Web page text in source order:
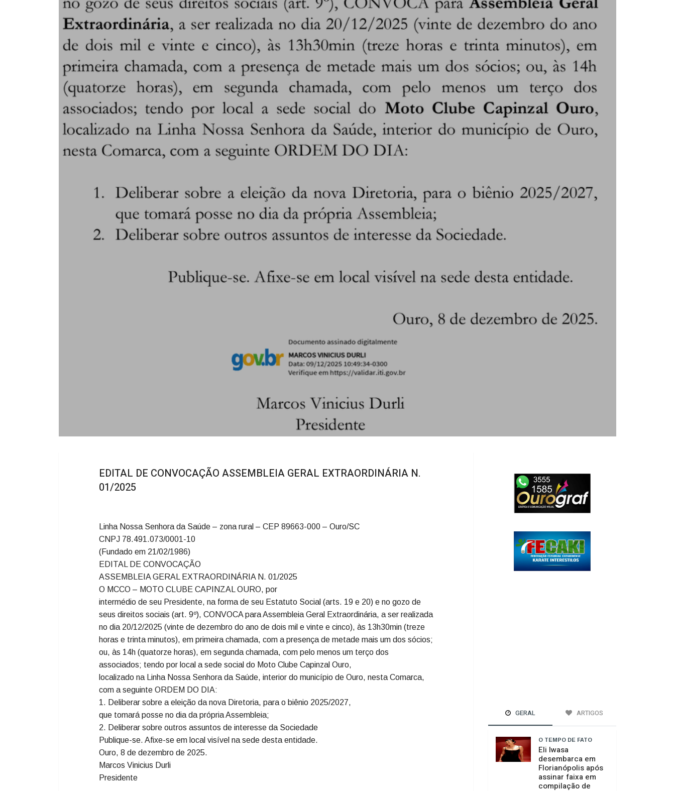
EDITAL DE CONVOCAÇÃO ASSEMBLEIA GERAL EXTRAORDINÁRIA N.
01/2025
Linha Nossa Senhora da Saúde – zona rural – CEP 89663-000 – Ouro/SC
CNPJ 78.491.073/0001-10
(Fundado em 21/02/1986)
EDITAL DE CONVOCAÇÃO
ASSEMBLEIA GERAL EXTRAORDINÁRIA N. 01/2025
O MCCO – MOTO CLUBE CAPINZAL OURO, por
intermédio de seu Presidente, na forma de seu Estatuto Social (arts. 19 e 20) e no gozo de
seus direitos sociais (art. 9º), CONVOCA para Assembleia Geral Extraordinária, a ser realizada
no dia 20/12/2025 (vinte de dezembro do ano de dois mil e vinte e cinco), às 13h30min (treze
horas e trinta minutos), em primeira chamada, com a presença de metade mais um dos sócios;
ou, às 14h (quatorze horas), em segunda chamada, com pelo menos um terço dos
associados; tendo por local a sede social do Moto Clube Capinzal Ouro,